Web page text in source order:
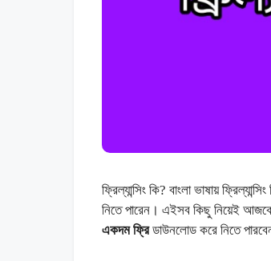
ফ্রিল্যান্সিং কি? বাংলা ভাষায়
নিতে পারেন। এইসব কিছু নিয়েই
একদম ফ্রিডাউনলোড করে নিতে